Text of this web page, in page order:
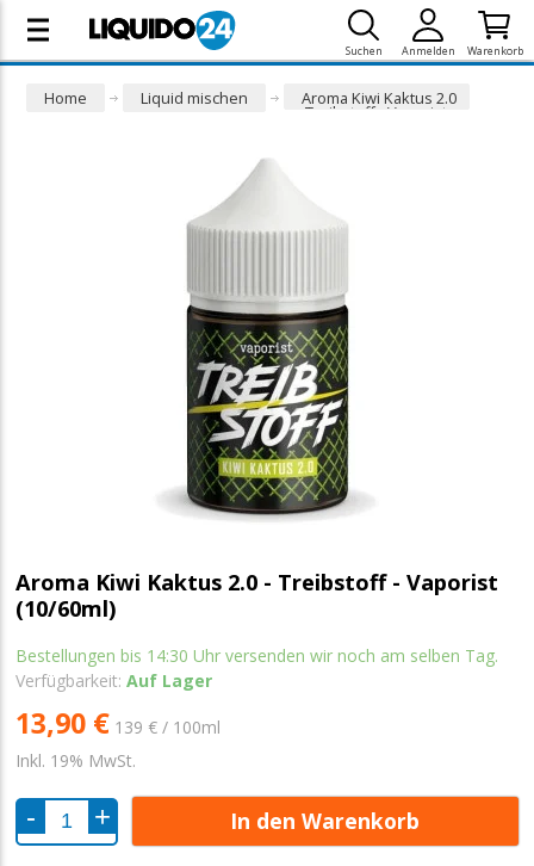
Suchen Anmelden Warenkorb
Home Liquid mischen Aroma Kiwi Kaktus 2.0
- Treibstoff - Vaporist
Aroma Kiwi Kaktus 2.0 - Treibstoff - Vaporist
(10/60ml)
Bestellungen bis 14:30 Uhr versenden wir noch am selben Tag.
Verfügbarkeit:Auf Lager
13,90 € 139 € / 100ml
Inkl. 19% MwSt.
In den Warenkorb